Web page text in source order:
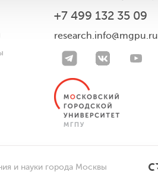
+7 499 132 35 09
research.info@mgpu.ru
и науки города Москвы